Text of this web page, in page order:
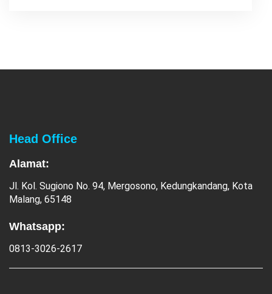
Head Office
Alamat:
Jl. Kol. Sugiono No. 94, Mergosono, Kedungkandang, Kota
Malang, 65148
Whatsapp:
0813-3026-2617